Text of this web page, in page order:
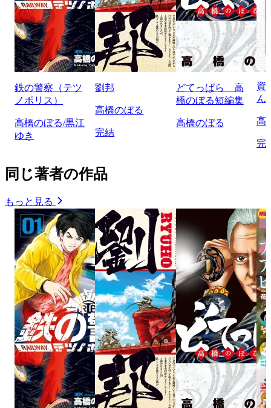
鉄の警察（テツ
ノポリス）
高橋のぼる/黒江
ゆき
劉邦
高橋のぼる
完結
どてっぱら 高
橋のぼる短編集
高橋のぼる
資
ん
高
完
同じ著者の作品
もっと見る